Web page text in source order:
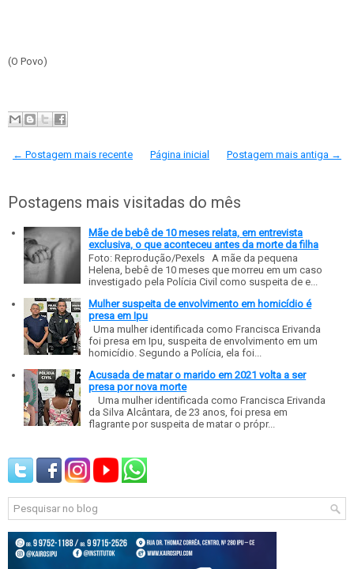
(O Povo)
← Postagem mais recente Postagem mais antiga →
Página inicial
Postagens mais visitadas do mês
Mãe de bebê de 10 meses relata, em entrevista
exclusiva, o que aconteceu antes da morte da filha
Foto: Reprodução/Pexels A mãe da pequena
Helena, bebê de 10 meses que morreu em um caso
investigado pela Polícia Civil como suspeita de e...
Mulher suspeita de envolvimento em homicídio é
presa em Ipu
Uma mulher identificada como Francisca Erivanda
foi presa em Ipu, suspeita de envolvimento em um
homicídio. Segundo a Polícia, ela foi...
Acusada de matar o marido em 2021 volta a ser
presa por nova morte
Uma mulher identificada como Francisca Erivanda
da Silva Alcântara, de 23 anos, foi presa em
flagrante por suspeita de matar o própr...